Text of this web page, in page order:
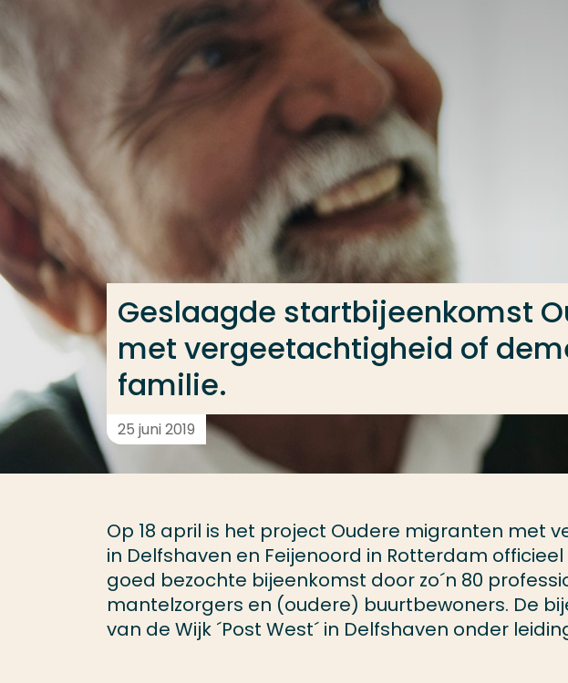
Ga direct naar de content
Geslaagde startbijeenkomst
met vergeetachtigheid of
familie.
25 juni 2019
Op 18 april is het project Oudere migranten met
in Delfshaven en Feijenoord in Rotterdam
goed bezochte bijeenkomst door zo´n 80
mantelzorgers en (oudere) buurtbewoners. De
van de Wijk ´Post West´ in Delfshaven onder
Veel gezocht
Opleiding